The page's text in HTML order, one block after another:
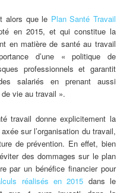
alors que le Plan Santé Travail
en 2015, et qui constitue la
en matière de santé au travail
d’une « politique de
professionnels et garantit
salariés en prenant aussi
vie au travail ».
travail donne explicitement la
sur l’organisation du travail,
de prévention. En effet, bien
des dommages sur le plan
par un bénéfice financier pour
réalisés en 2015 dans le